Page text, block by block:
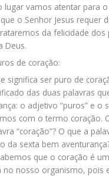
lugar vamos atentar para
o Senhor Jesus requer
da felicidade dos
Deus.
de coração:
significa ser puro de
das duas palavras
o adjetivo “puros” e o
com o termo coração.
“coração”? O que a
da sexta bem
que o coração é
no nosso organismo, pois